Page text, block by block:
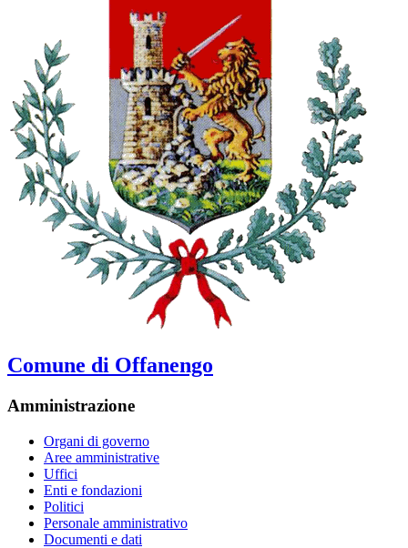
Comune di Offanengo
Amministrazione
Organi di governo
Aree amministrative
Uffici
Enti e fondazioni
Politici
Personale amministrativo
Documenti e dati